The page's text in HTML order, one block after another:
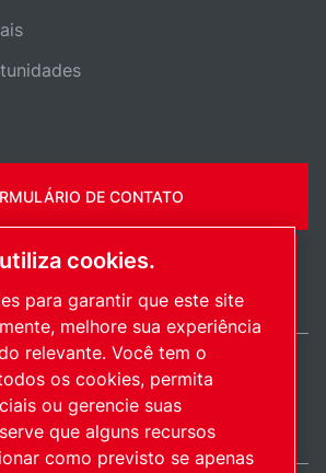
DE CONTATO
cookies© 2026 Direitos autorais.
Brazil / PT
cookies.
para garantir que este site
melhore sua experiência
relevante. Você tem o
os cookies, permita
ou gerencie suas
que alguns recursos
como previsto se apenas